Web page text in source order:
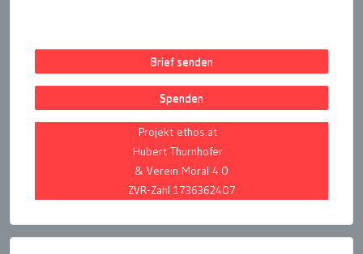
Brief senden
Spenden
Projekt ethos.at
Hubert Thurnhofer
& Verein Moral 4.0
ZVR-Zahl 1736362407